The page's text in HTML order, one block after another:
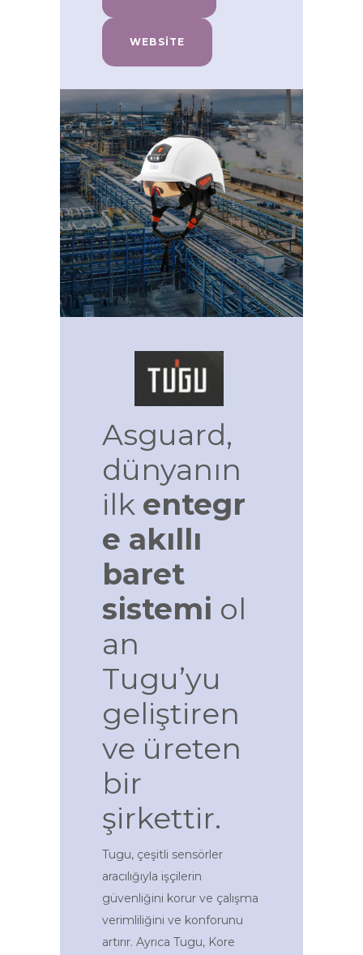
WEBSITE
Asguard,
dünyanın
ilk entegr
e akıllı
baret
sistemi ol
an
Tugu’yu
geliştiren
ve üreten
bir
şirkettir.
Tugu, çeşitli sensörler
aracılığıyla işçilerin
güvenliğini korur ve çalışma
verimliliğini ve konforunu
artırır. Ayrıca Tugu, Kore